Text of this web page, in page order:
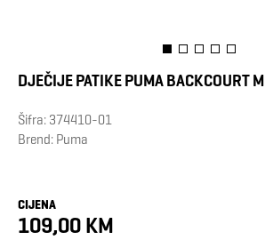
DJEČIJE PATIKE PUMA BACKCOURT
Šifra: 374410-01
Brend: Puma
CIJENA
109,00 KM